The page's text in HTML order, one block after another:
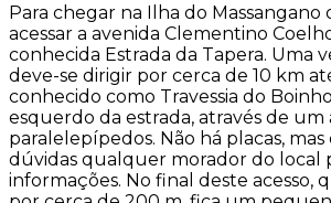
Para chegar na Ilha do Massangano
acessar a avenida Clementino
conhecida Estrada da Tapera. Uma
deve-se dirigir por cerca de 10 km
conhecido como Travessia do
esquerdo da estrada, através de um
paralelepípedos. Não há placas, mas
dúvidas qualquer morador do local
informações. No final deste acesso,